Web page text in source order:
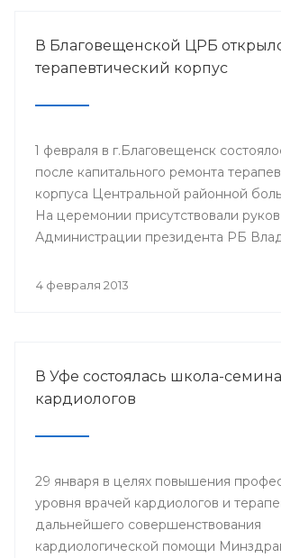
В Благовещенской ЦРБ
терапевтический корпус
1 февраля в г.Благовещенск
после капитального ремонта
корпуса Центральной районной
На церемонии присутствовали
Администрации президента РБ
Шебаев, глава администрации МР
4 февраля 2013
В Уфе состоялась школа-
кардиологов
29 января в целях повышения
уровня врачей кардиологов и
дальнейшего совершенствования
кардиологической помощи